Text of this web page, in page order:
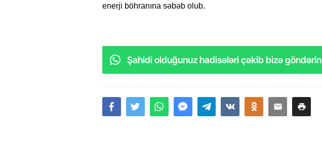
enerji böhranına səbəb olub.
Şahidi olduğunuz hadisələri çəkib bizə göndərin